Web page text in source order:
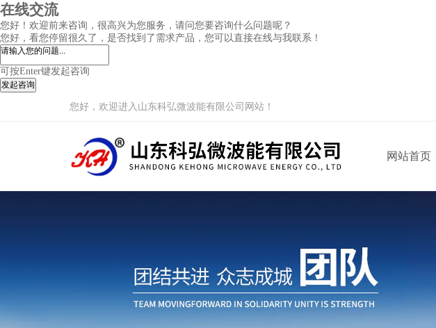
在线交流
您好！欢迎前来咨询，很高兴为您服务，请问您要咨询什么问题呢？
您好，看您停留很久了，是否找到了需求产品，您可以直接在线与我联系！
可按Enter键发起咨询
发起咨询
您好，欢迎进入山东科弘微波能有限公司网站！
网站首页